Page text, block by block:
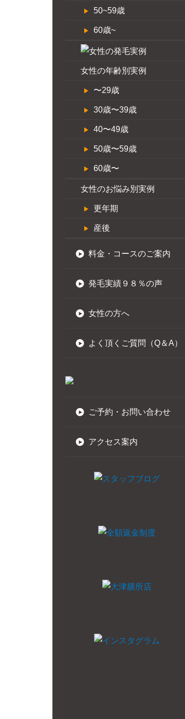
50~59歳
60歳~
女性の年齢別実例
〜29歳
30歳〜39歳
40〜49歳
50歳〜59歳
60歳〜
女性のお悩み別実例
更年期
産後
料金・コースのご案内
発毛実績９８％の声
女性の方へ
よく頂くご質問（Q＆A）
ご予約・お問い合わせ
アクセス案内